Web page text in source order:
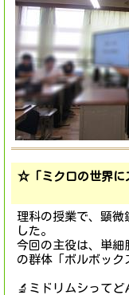
☆「ミクロの世界に
理科の授業で、顕微
した。
今回の主役は、単細
の群体「ボルボック
🔬ミドリムシってど